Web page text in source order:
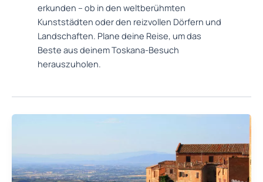
erkunden – ob in den weltberühmten
Kunststädten oder den reizvollen Dörfern und
Landschaften. Plane deine Reise, um das
Beste aus deinem Toskana-Besuch
herauszuholen.